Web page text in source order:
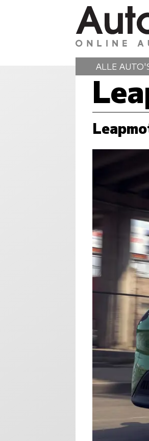
ALLE